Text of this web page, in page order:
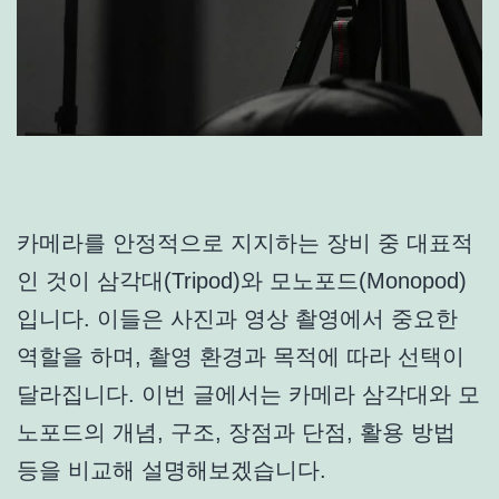
카메라를 안정적으로 지지하는 장비 중 대표적
인 것이 삼각대(Tripod)와 모노포드(Monopod)
입니다. 이들은 사진과 영상 촬영에서 중요한
역할을 하며, 촬영 환경과 목적에 따라 선택이
달라집니다. 이번 글에서는 카메라 삼각대와 모
노포드의 개념, 구조, 장점과 단점, 활용 방법
등을 비교해 설명해보겠습니다.